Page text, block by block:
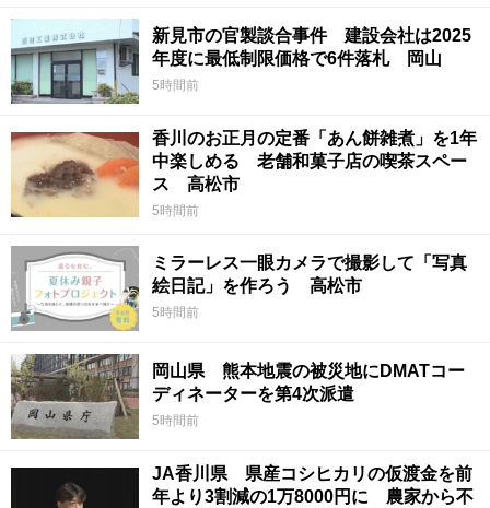
新見市の官製談合事件 建設会社は2025
年度に最低制限価格で6件落札 岡山
5時間前
香川のお正月の定番「あん餅雑煮」を1年
中楽しめる 老舗和菓子店の喫茶スペー
ス 高松市
5時間前
ミラーレス一眼カメラで撮影して「写真
絵日記」を作ろう 高松市
5時間前
岡山県 熊本地震の被災地にDMATコー
ディネーターを第4次派遣
5時間前
JA香川県 県産コシヒカリの仮渡金を前
年より3割減の1万8000円に 農家から不